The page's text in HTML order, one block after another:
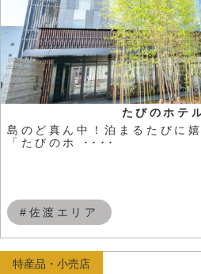
たびのホテ
島のど真ん中！泊まるたびに
「たびのホ ････
#佐渡エリア
特産品・小売店